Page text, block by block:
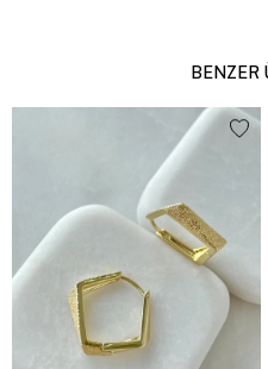
BENZER